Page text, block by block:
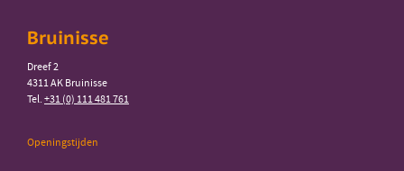
Bruinisse
Dreef 2
4311 AK Bruinisse
Tel.+31 (0) 111 481 761
Openingstijden